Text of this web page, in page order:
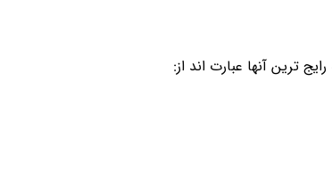
ترین آنها عبارت اند از: